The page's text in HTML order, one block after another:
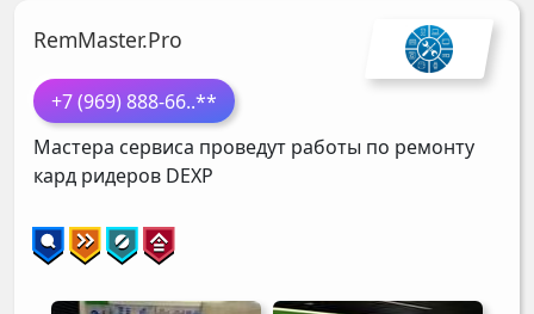
RemMaster.Pro
+7 (969) 888-66..**
Мастера сервиса проведут работы по ремонту
кард ридеров DEXP